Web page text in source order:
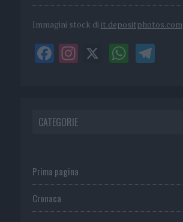
Immagini stock di it.depositphotos.com
CATEGORIE
Prima pagina
Cronaca